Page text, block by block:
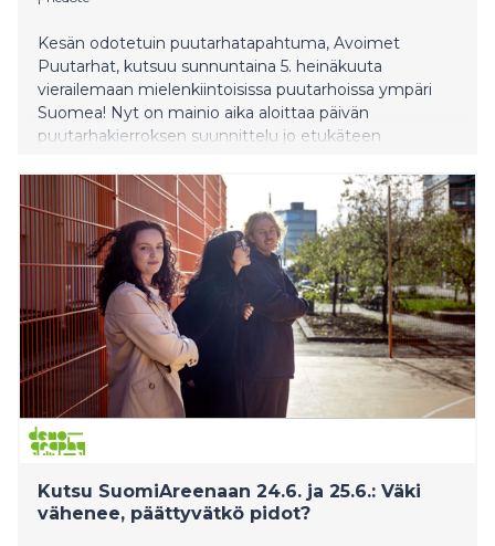
Kesän odotetuin puutarhatapahtuma, Avoimet
Puutarhat, kutsuu sunnuntaina 5. heinäkuuta
vierailemaan mielenkiintoisissa puutarhoissa ympäri
Suomea! Nyt on mainio aika aloittaa päivän
puutarhakierroksen suunnittelu jo etukäteen
Kutsu SuomiAreenaan 24.6. ja 25.6.: Väki
vähenee, päättyvätkö pidot?